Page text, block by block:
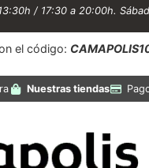
/ 17:30 a 20:00h.
el código:
Nuestras tiendas